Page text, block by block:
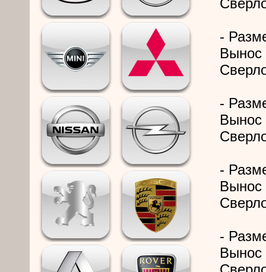
-
Вынос
-
Вынос
-
Вынос
-
Вынос